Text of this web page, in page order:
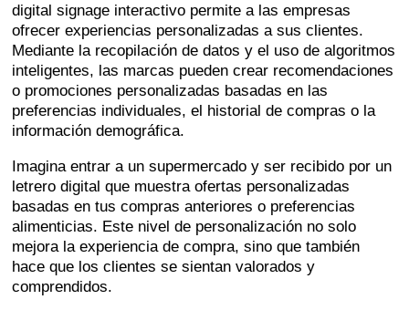
digital signage interactivo permite a las empresas
ofrecer experiencias personalizadas a sus clientes.
Mediante la recopilación de datos y el uso de algoritmos
inteligentes, las marcas pueden crear recomendaciones
o promociones personalizadas basadas en las
preferencias individuales, el historial de compras o la
información demográfica.
Imagina entrar a un supermercado y ser recibido por un
letrero digital que muestra ofertas personalizadas
basadas en tus compras anteriores o preferencias
alimenticias. Este nivel de personalización no solo
mejora la experiencia de compra, sino que también
hace que los clientes se sientan valorados y
comprendidos.